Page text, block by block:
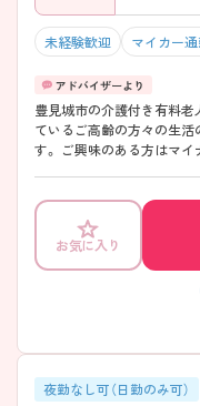
未経験歓迎 マイカー通
豊見城市の介護付き有料
ているご高齢の方々の生
す。 ご興味のある方はマ
お気に入り
夜勤なし可（日勤のみ可）